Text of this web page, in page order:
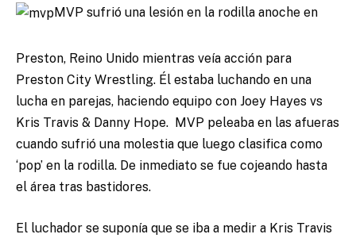
MVP sufrió una lesión en la rodilla anoche en
Preston, Reino Unido mientras veía acción para
Preston City Wrestling. Él estaba luchando en una
lucha en parejas, haciendo equipo con Joey Hayes vs
Kris Travis & Danny Hope. MVP peleaba en las afueras
cuando sufrió una molestia que luego clasifica como
‘pop’ en la rodilla. De inmediato se fue cojeando hasta
el área tras bastidores.
El luchador se suponía que se iba a medir a Kris Travis